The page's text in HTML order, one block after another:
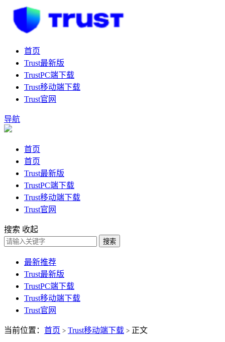
首页
Trust最新版
TrustPC端下载
Trust移动端下载
Trust官网
导航
首页
首页
Trust最新版
TrustPC端下载
Trust移动端下载
Trust官网
搜索 收起
搜索
最新推荐
Trust最新版
TrustPC端下载
Trust移动端下载
Trust官网
当前位置： 首页 > Trust移动端下载 > 正文